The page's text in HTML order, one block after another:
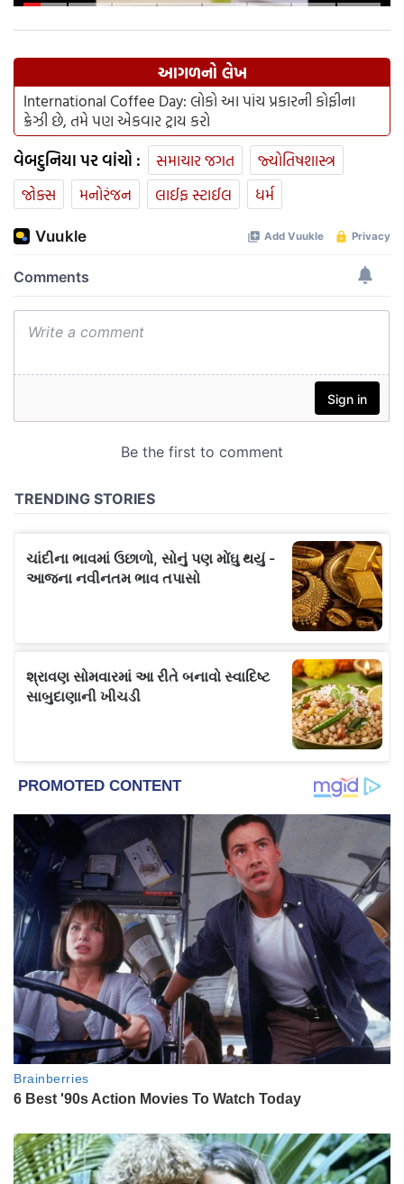
આગળનો લેખ
International Coffee Day: લોકો આ પાંચ પ્રકારની કોફીના
ક્રેઝી છે, તમે પણ એકવાર ટ્રાય કરો
વેબદુનિયા પર વાંચો : સમાચાર જગત
જ્યોતિષશાસ્ત્ર
જોક્સ
મનોરંજન લાઈફ સ્ટાઈલ ધર્મ